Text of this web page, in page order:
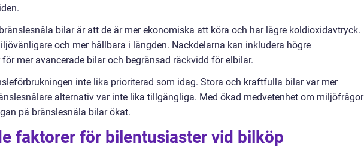
bilar är att de är mer ekonomiska att köra och har lägre koldioxidavtryck.
och mer hållbara i längden. Nackdelarna kan inkludera högre
mer avancerade bilar och begränsad räckvidd för elbilar.
inte lika prioriterad som idag. Stora och kraftfulla bilar var mer
alternativ var inte lika tillgängliga. Med ökad medvetenhet om miljöfrågor
på bränslesnåla bilar ökat.
faktorer för bilentusiaster vid bilköp